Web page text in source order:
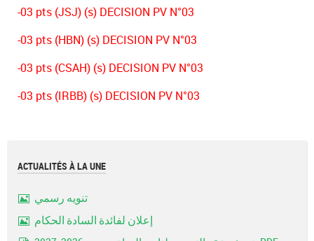
-03 pts (JSJ) (s) DECISION PV N°03
-03 pts (HBN) (s) DECISION PV N°03
-03 pts (CSAH) (s) DECISION PV N°03
-03 pts (IRBB) (s) DECISION PV N°03
ACTUALITÉS À LA UNE
تنويه رسمي
إعلان لفائدة السادة الحكام